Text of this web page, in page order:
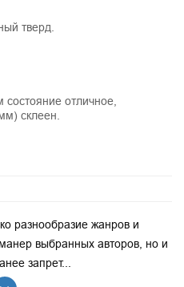
тверд.
отличное,
склеен.
разнообразие жанров и
выбранных авторов, но и
запрет...